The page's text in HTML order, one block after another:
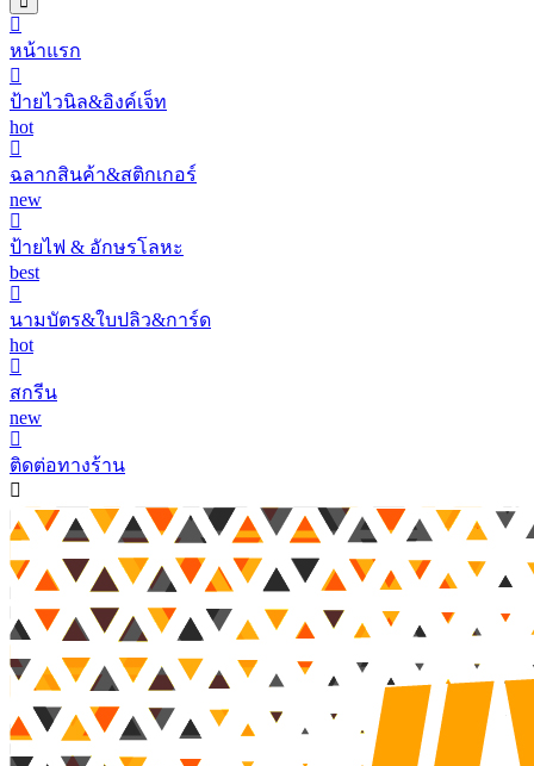
หน้าแรก
ป้ายไวนิล&อิงค์เจ็ท
hot
ฉลากสินค้า&สติกเกอร์
new
ป้ายไฟ & อักษรโลหะ
best
นามบัตร&ใบปลิว&การ์ด
hot
สกรีน
new
ติดต่อทางร้าน